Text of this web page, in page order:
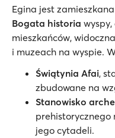
Egina jest
Bogata historia
mieszkańców,
i muzeach na wyspie.
Świątynia Afai,
zbudowane na
Stanowisko
jego cytadeli.